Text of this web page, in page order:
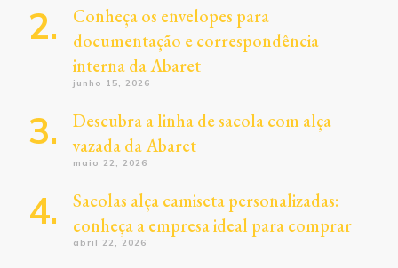
Conheça os envelopes para
documentação e correspondência
interna da Abaret
junho 15, 2026
Descubra a linha de sacola com alça
vazada da Abaret
maio 22, 2026
Sacolas alça camiseta personalizadas:
conheça a empresa ideal para comprar
abril 22, 2026